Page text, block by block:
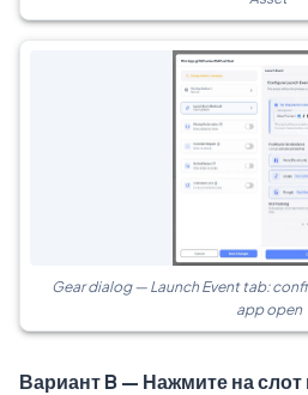
Gear dialog — Launch Event tab:
app open
Вариант B — Нажмите на